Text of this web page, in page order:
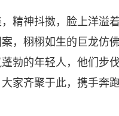
精神抖擞，脸上洋溢
，栩栩如生的巨龙仿
勃的年轻人，他们步
家齐聚于此，携手奔